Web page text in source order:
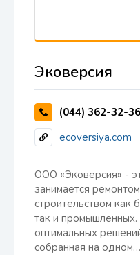
Эковерсия
(044) 362-32-36
ecoversiya.com
ООО «Эковерсия» -
занимается
строительством как
так и
оптимальных
собранная на одном…